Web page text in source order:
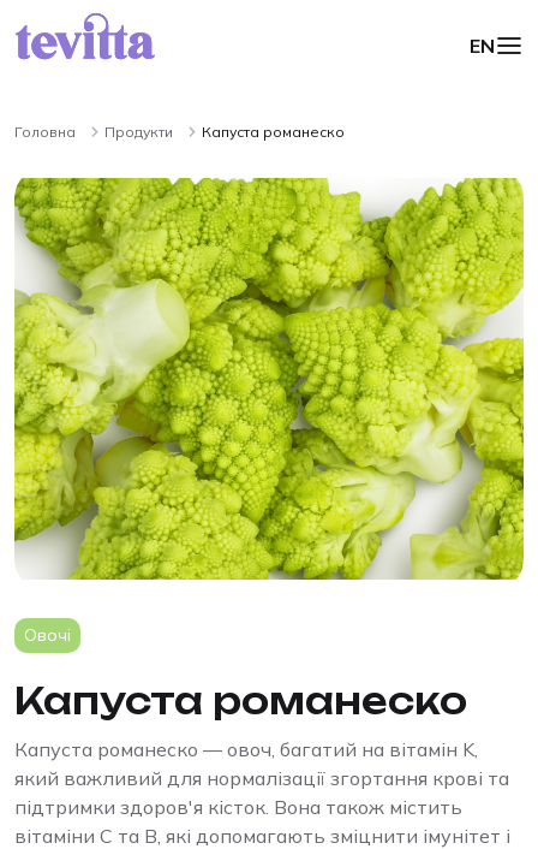
EN
Головна Продукти Капуста романеско
Овочі
Капуста романеско
Капуста романеско — овоч, багатий на вітамін K,
який важливий для нормалізації згортання крові та
підтримки здоров'я кісток. Вона також містить
вітаміни C та B, які допомагають зміцнити імунітет і